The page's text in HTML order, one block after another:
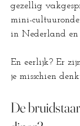
gezellig
mini-
in Nederland en
En eerlijk? Er
je misschien
De